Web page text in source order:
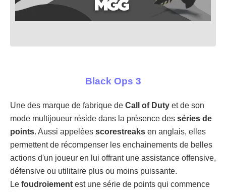
Black Ops 3
Une des marque de fabrique de Call of Duty et de son
mode multijoueur réside dans la présence des séries de
points. Aussi appelées scorestreaks en anglais, elles
permettent de récompenser les enchainements de belles
actions d'un joueur en lui offrant une assistance offensive,
défensive ou utilitaire plus ou moins puissante.
Le foudroiement est une série de points qui commence